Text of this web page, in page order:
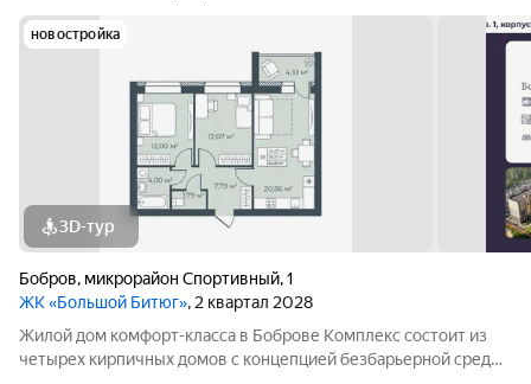
новостройка
3D-тур
Бобров, микрорайон Спортивный,1
ЖК «Большой Битюг», 2 квартал 2028
Жилой дом комфорт-класса в Боброве Комплекс состоит из
четырех кирпичных домов с концепцией безбарьерной среды,